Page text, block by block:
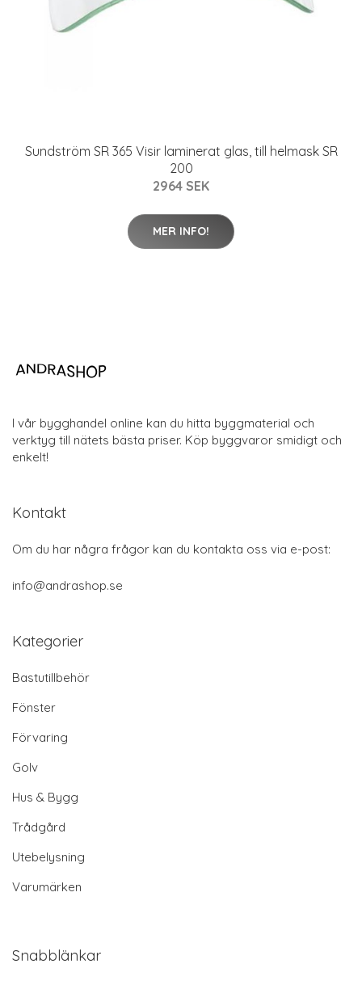
Sundström SR 365 Visir laminerat glas, till helmask SR
200
2964 SEK
MER INFO!
I vår bygghandel online kan du hitta byggmaterial och
verktyg till nätets bästa priser. Köp byggvaror smidigt och
enkelt!
Kontakt
Om du har några frågor kan du kontakta oss via e-post:
info@andrashop.se
Kategorier
Bastutillbehör
Fönster
Förvaring
Golv
Hus & Bygg
Trådgård
Utebelysning
Varumärken
Snabblänkar